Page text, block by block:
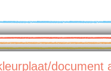
document